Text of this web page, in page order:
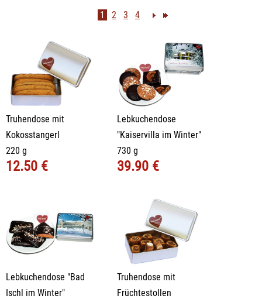
1 2 3 4
Truhendose mit
Kokosstangerl
220 g
12.50 €
Lebkuchendose
"Kaiservilla im Winter"
730 g
39.90 €
Lebkuchendose "Bad
Ischl im Winter"
Truhendose mit
Früchtestollen